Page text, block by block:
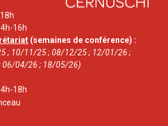
16h
(semaines de conférence) :
; 10/11/25 ; 08/12/25 ; 12/01/26 ;
04/26 ; 18/05/26)
18h